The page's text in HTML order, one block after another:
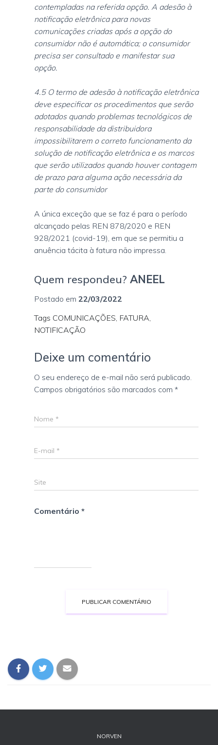
contempladas na referida opção. A adesão à
notificação eletrônica para novas
comunicações criadas após a opção do
consumidor não é automática; o consumidor
precisa ser consultado e manifestar sua
opção.
4.5 O termo de adesão à notificação eletrônica
deve especificar os procedimentos que serão
adotados quando problemas tecnológicos de
responsabilidade da distribuidora
impossibilitarem o correto funcionamento da
solução de notificação eletrônica e os marcos
que serão utilizados quando houver contagem
de prazo para alguma ação necessária da
parte do consumidor
A única exceção que se faz é para o período
alcançado pelas REN 878/2020 e REN
928/2021 (covid-19), em que se permitiu a
anuência tácita à fatura não impressa.
Quem respondeu? ANEEL
Postado em 22/03/2022
Tags COMUNICAÇÕES, FATURA,
NOTIFICAÇÃO
Deixe um comentário
O seu endereço de e-mail não será publicado.
Campos obrigatórios são marcados com *
Nome *
E-mail *
Site
Comentário *
NORVEN